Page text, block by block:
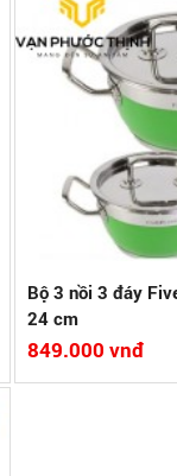
Bộ 3 nồi 3 đáy
24 cm
849.000 vnđ
-Nồi Inox size 30 cm
-Nồi luộc được gà,
kg
-Làm bằng chất liệu
-Nắp inox đậy khít
Xuất xứ:Việt Nam
Xem chi tiết